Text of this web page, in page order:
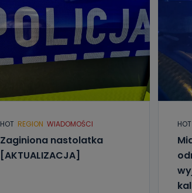
HOT REGION WIADOMOŚCI
Zaginiona nastolatka
[AKTUALIZACJA]
HOT